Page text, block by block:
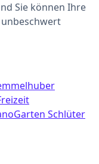
Sie können Ihre
Garten Schlüter